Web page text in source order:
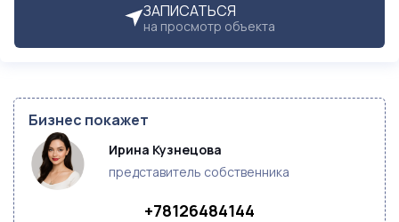
ЗАПИСАТЬСЯ
на просмотр объекта
Бизнес покажет
Ирина Кузнецова
представитель собственника
+78126484144